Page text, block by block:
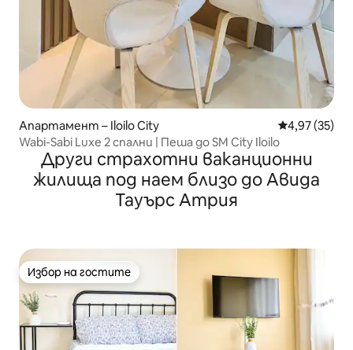
Апартамент – Iloilo City Средна
4,97 (35)
Wabi-Sabi Luxe 2 спални | Пеша до SM City Iloilo
Други страхотни ваканционни
жилища под наем близо до Авида
Тауърс Атрия
Избор на гостите
Избор на гостите